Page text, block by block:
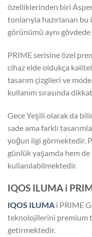
özelliklerinden biri
tonlarıyla hazırlanan bu
görünümü aynı
PRIME serisine özel
cihaz elde oldukça
tasarım çizgileri ve
kullanım sırasında
Gece Yeşili olarak da
sade ama farklı
yoğun ilgi görmektedir.
günlük yaşamda hem
kullanılabilmektedir.
IQOS ILUMA i
IQOS ILUMA i PRIME
teknolojilerini premium
getirmektedir.